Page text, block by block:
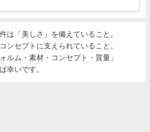
は「美しさ」を備えていること。
ンセプトに支えられていること。
ルム・素材・コンセプト・質量」
幸いです。